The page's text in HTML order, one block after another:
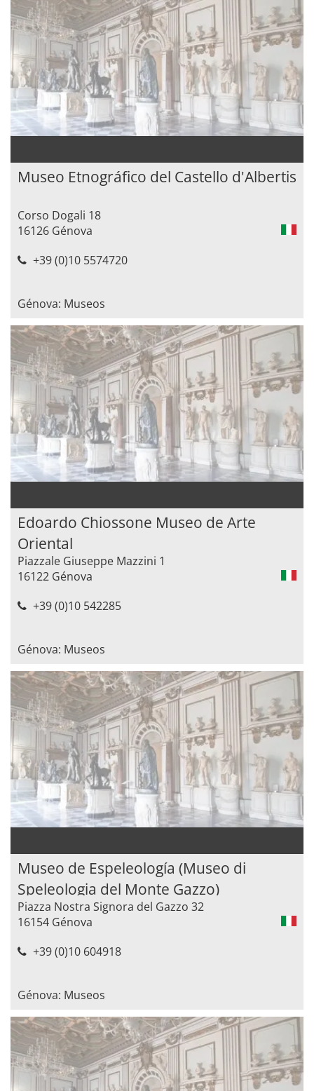
Museo Etnográfico del Castello d'Albertis
Corso Dogali 18
16126 Génova
+39 (0)10 5574720
Génova: Museos
Edoardo Chiossone Museo de Arte
Oriental
Piazzale Giuseppe Mazzini 1
16122 Génova
+39 (0)10 542285
Génova: Museos
Museo de Espeleología (Museo di
Speleologia del Monte Gazzo)
Piazza Nostra Signora del Gazzo 32
16154 Génova
+39 (0)10 604918
Génova: Museos